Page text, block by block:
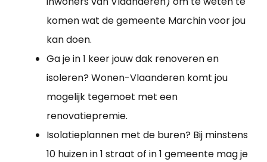
komen wat de gemeente Marchin voor jou
kan doen.
Ga je in 1 keer jouw dak renoveren en
isoleren? Wonen-Vlaanderen komt jou
mogelijk tegemoet met een
renovatiepremie.
Isolatieplannen met de buren? Bij minstens
10 huizen in 1 straat of in 1 gemeente mag je